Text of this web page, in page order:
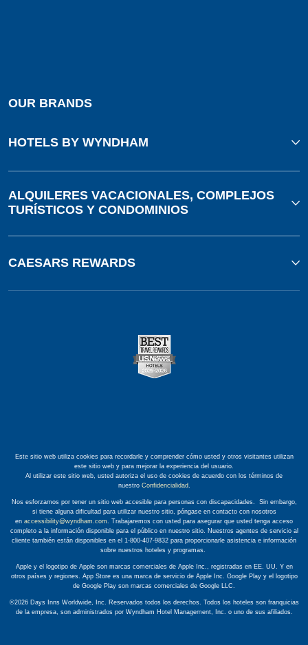
OUR BRANDS
HOTELS BY WYNDHAM
ALQUILERES VACACIONALES, COMPLEJOS
TURÍSTICOS Y CONDOMINIOS
CAESARS REWARDS
Este sitio web utiliza cookies para recordarle y comprender cómo usted y otros visitantes utilizan
este sitio web y para mejorar la experiencia del usuario.
Al utilizar este sitio web, usted autoriza el uso de cookies de acuerdo con los términos de
nuestro Confidencialidad.
Nos esforzamos por tener un sitio web accesible para personas con discapacidades. Sin embargo,
si tiene alguna dificultad para utilizar nuestro sitio, póngase en contacto con nosotros
en accessibility@wyndham.com. Trabajaremos con usted para asegurar que usted tenga acceso
completo a la información disponible para el público en nuestro sitio. Nuestros agentes de servicio al
cliente también están disponibles en el 1-800-407-9832 para proporcionarle asistencia e información
sobre nuestros hoteles y programas.
Apple y el logotipo de Apple son marcas comerciales de Apple Inc., registradas en EE. UU. Y en
otros países y regiones. App Store es una marca de servicio de Apple Inc. Google Play y el logotipo
de Google Play son marcas comerciales de Google LLC.
©2026 Days Inns Worldwide, Inc. Reservados todos los derechos. Todos los hoteles son franquicias
de la empresa, son administrados por Wyndham Hotel Management, Inc. o uno de sus afiliados.